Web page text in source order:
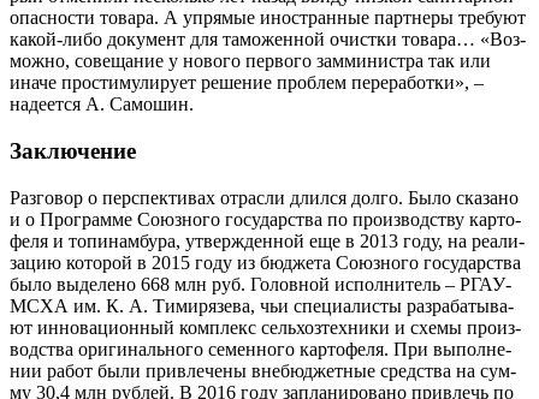
опас­но­сти това­ра. А упря­мые ино­стран­ные парт­не­ры тре­бу­ют
какой-либо доку­мент для тамо­жен­ной очист­ки това­ра… «Воз­
мож­но, сове­ща­ние у ново­го пер­во­го зам­ми­ни­стра так или
ина­че про­сти­му­ли­ру­ет реше­ние про­блем пере­ра­бот­ки», –
наде­ет­ся А. Самошин.
Заключение
Раз­го­вор о пер­спек­ти­вах отрас­ли длил­ся дол­го. Было ска­за­но
и о Про­грам­ме Союз­но­го госу­дар­ства по про­из­вод­ству кар­то­
фе­ля и топи­нам­бу­ра, утвер­жден­ной еще в 2013 году, на реа­ли­
за­цию кото­рой в 2015 году из бюд­же­та Союз­но­го госу­дар­ства
было выде­ле­но 668 млн руб. Голов­ной испол­ни­тель – РГАУ-
МСХА им. К. А. Тими­ря­зе­ва, чьи спе­ци­а­ли­сты раз­ра­ба­ты­ва­
ют инно­ва­ци­он­ный ком­плекс сель­хоз­тех­ни­ки и схе­мы про­из­
вод­ства ори­ги­наль­но­го семен­но­го кар­то­фе­ля. При выпол­не­
нии работ были при­вле­че­ны вне­бюд­жет­ные сред­ства на сум­
му 30,4 млн руб­лей. В 2016 году запла­ни­ро­ва­но при­влечь по